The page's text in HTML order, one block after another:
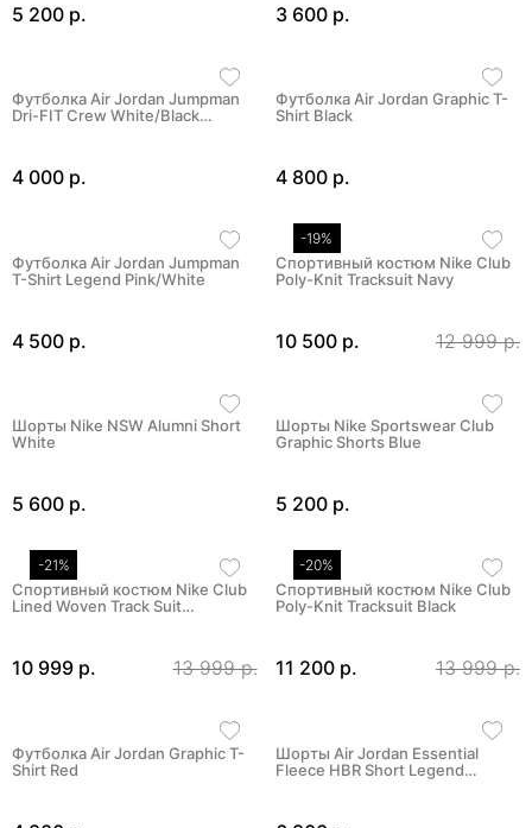
5 200 р. 3 600 р.
Футболка Air Jordan Jumpman
Dri-FIT Crew White/Black…
4 000 р.
Футболка Air Jordan Graphic T-
Shirt Black
4 800 р.
Футболка Air Jordan Jumpman
T-Shirt Legend Pink/White
4 500 р.
-19%
Спортивный костюм Nike Club
Poly-Knit Tracksuit Navy
10 500 р. 12 999 р.
Шорты Nike NSW Alumni Short
White
5 600 р.
Шорты Nike Sportswear Club
Graphic Shorts Blue
5 200 р.
-21%
Спортивный костюм Nike Club
Lined Woven Track Suit…
10 999 р. 13 999 р.
-20%
Спортивный костюм Nike Club
Poly-Knit Tracksuit Black
11 200 р. 13 999 р.
Футболка Air Jordan Graphic T-
Shirt Red
Шорты Air Jordan Essential
Fleece HBR Short Legend…